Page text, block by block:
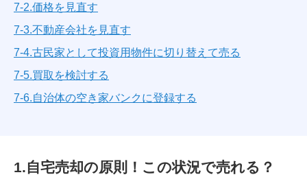
7-2.価格を見直す
7-3.不動産会社を見直す
7-4.古民家として投資用物件に切り替えて売る
7-5.買取を検討する
7-6.自治体の空き家バンクに登録する
1.自宅売却の原則！この状況で売れる？